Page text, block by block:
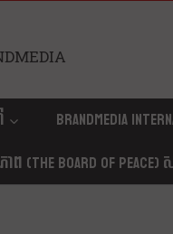
Brandmedia
(The Board Of Peace)